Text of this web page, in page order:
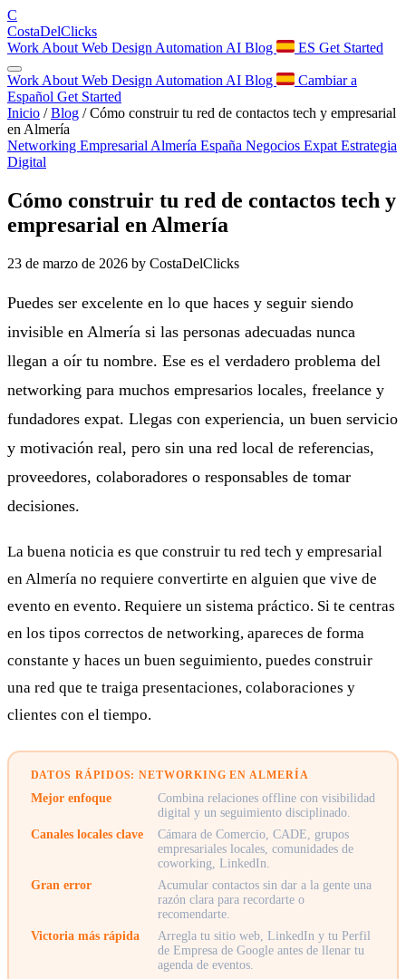
C
CostaDelClicks
Work About Web Design Automation AI Blog ES Get Started
Work About Web Design Automation AI Blog
Cambiar a
Español Get Started
Inicio / Blog / Cómo construir tu red de contactos tech y empresarial
en Almería
Networking Empresarial Almería España Negocios Expat Estrategia
Digital
Cómo construir tu red de contactos tech y
empresarial en Almería
23 de marzo de 2026 by CostaDelClicks
Puedes ser excelente en lo que haces y seguir siendo
invisible en Almería si las personas adecuadas nunca
llegan a oír tu nombre. Ese es el verdadero problema del
networking para muchos empresarios locales, freelance y
fundadores expat. Llegas con experiencia, un buen servicio
y motivación real, pero sin una red local de referencias,
proveedores, colaboradores o responsables de tomar
decisiones.
La buena noticia es que construir tu red tech y empresarial
en Almería no requiere convertirte en alguien que vive de
evento en evento. Requiere un sistema práctico. Si te centras
en los tipos correctos de networking, apareces de forma
constante y haces un buen seguimiento, puedes construir
una red que te traiga presentaciones, colaboraciones y
clientes con el tiempo.
DATOS RÁPIDOS: NETWORKING EN ALMERÍA
Mejor enfoque
Combina relaciones offline con visibilidad
digital y un seguimiento disciplinado.
Canales locales clave
Cámara de Comercio, CADE, grupos
empresariales locales, comunidades de
coworking, LinkedIn.
Gran error
Acumular contactos sin dar a la gente una
razón clara para recordarte o
recomendarte.
Victoria más rápida
Arregla tu sitio web, LinkedIn y tu Perfil
de Empresa de Google antes de llenar tu
agenda de eventos.